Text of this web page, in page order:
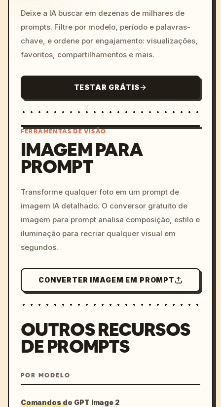
Deixe a IA buscar em dezenas de milhares de
prompts. Filtre por modelo, período e palavras-
chave, e ordene por engajamento: visualizações,
favoritos, compartilhamentos e mais.
TESTAR GRÁTIS
colors, 8k --v 6.0
FERRAMENTAS DE VISÃO
IMAGEM PARA
PROMPT
Transforme qualquer foto em um prompt de
imagem IA detalhado. O conversor gratuito de
imagem para prompt analisa composição, estilo e
iluminação para recriar qualquer visual em
segundos.
CONVERTER IMAGEM EM PROMPT
OUTROS RECURSOS
DE PROMPTS
POR MODELO
Comandos do GPT Image 2